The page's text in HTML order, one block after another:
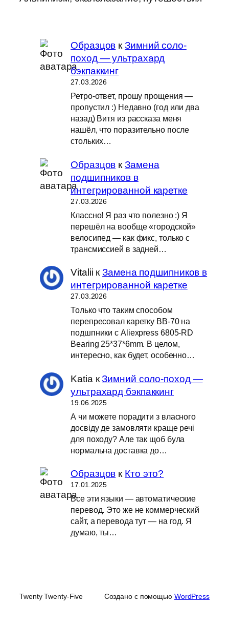
Образцов кЗимний соло-
поход — ультрахард
бэкпаккинг
27.03.2026
Ретро-ответ, прошу прощения —
пропустил :) Недавно (год или два
назад) Витя из рассказа меня
нашёл, что поразительно после
стольких…
Образцов кЗамена
подшипников в
интегрированной каретке
27.03.2026
Классно! Я раз что полезно :) Я
перешёл на вообще «городской»
велосипед — как фикс, только с
трансмиссией в задней…
Vitalii кЗамена подшипников в
интегрированной каретке
27.03.2026
Только что таким способом
перепресовал каретку BB-70 на
подшпники с Aliexpress 6805-RD
Bearing 25*37*6mm. В целом,
интересно, как будет, особенно…
Katia кЗимний соло-поход —
ультрахард бэкпаккинг
19.06.2025
А чи можете порадити з власного
досвіду де замовляти краще речі
для походу? Але так щоб була
нормальна доставка до…
Образцов к Кто это?
17.01.2025
Все эти языки — автоматические
перевод. Это же не коммерческий
сайт, а перевода тут — на год. Я
думаю, ты…
Twenty Twenty-Five Создано с помощью WordPress